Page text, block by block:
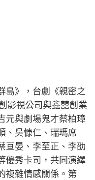
島》，台劇《親密之
影視公司與鑫囍創業
元與劇場鬼才蔡柏璋
、吳慷仁、瑞瑪席
亘晏、李至正、李劭
優秀卡司，共同演繹
複雜情感關係。第